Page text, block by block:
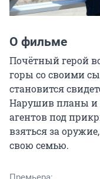
О фильме
Почётный герой
горы со своими
становится
Нарушив планы и
агентов под
взяться за
свою семью.